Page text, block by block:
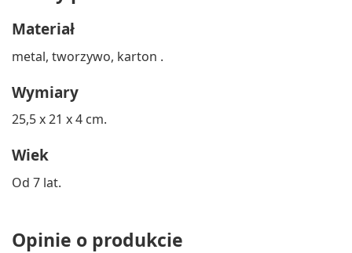
Materiał
metal, tworzywo, karton .
Wymiary
25,5 x 21 x 4 cm.
Wiek
Od 7 lat.
Opinie o produkcie